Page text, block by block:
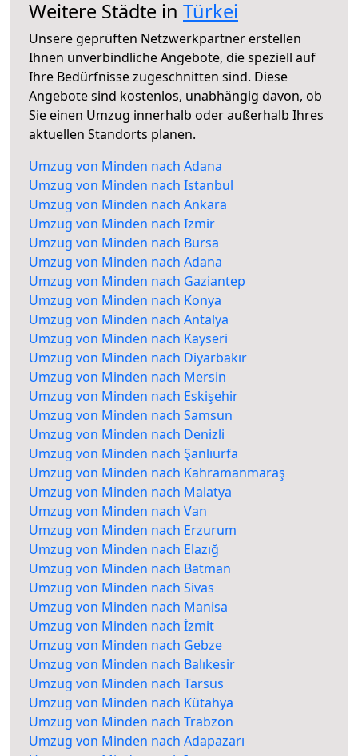
Weitere Städte in Türkei
Unsere geprüften Netzwerkpartner erstellen
Ihnen unverbindliche Angebote, die speziell auf
Ihre Bedürfnisse zugeschnitten sind. Diese
Angebote sind kostenlos, unabhängig davon, ob
Sie einen Umzug innerhalb oder außerhalb Ihres
aktuellen Standorts planen.
Umzug von Minden nach Adana
Umzug von Minden nach Istanbul
Umzug von Minden nach Ankara
Umzug von Minden nach Izmir
Umzug von Minden nach Bursa
Umzug von Minden nach Adana
Umzug von Minden nach Gaziantep
Umzug von Minden nach Konya
Umzug von Minden nach Antalya
Umzug von Minden nach Kayseri
Umzug von Minden nach Diyarbakır
Umzug von Minden nach Mersin
Umzug von Minden nach Eskişehir
Umzug von Minden nach Samsun
Umzug von Minden nach Denizli
Umzug von Minden nach Şanlıurfa
Umzug von Minden nach Kahramanmaraş
Umzug von Minden nach Malatya
Umzug von Minden nach Van
Umzug von Minden nach Erzurum
Umzug von Minden nach Elazığ
Umzug von Minden nach Batman
Umzug von Minden nach Sivas
Umzug von Minden nach Manisa
Umzug von Minden nach İzmit
Umzug von Minden nach Gebze
Umzug von Minden nach Balıkesir
Umzug von Minden nach Tarsus
Umzug von Minden nach Kütahya
Umzug von Minden nach Trabzon
Umzug von Minden nach Adapazarı